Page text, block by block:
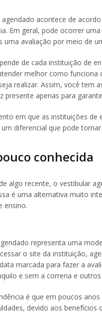
agendado acontece de
Em geral, pode ocorrer
uma avaliação por meio de
de cada instituição de
melhor como
realizar. Assim, você tem
presente apenas para
em que as instituições
diferencial que pode
conhecida
algo recente, o vestibular
é uma alternativa muito
ensino.
representa uma
o site da instituição,
marcada para fazer a
e sem a correria e
é que em poucos
devido aos benefícios